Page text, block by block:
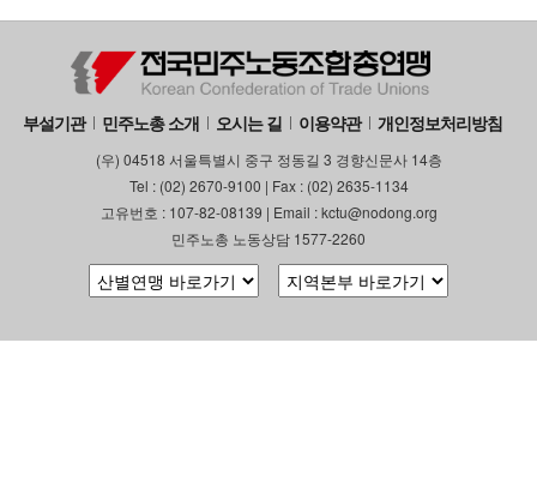
부설기관 민주노총 소개 오시는 길 이용약관 개인정보처리방침
(우) 04518 서울특별시 중구 정동길 3 경향신문사 14층
Tel : (02) 2670-9100 | Fax : (02) 2635-1134
고유번호 : 107-82-08139 | Email : kctu@nodong.org
민주노총 노동상담 1577-2260